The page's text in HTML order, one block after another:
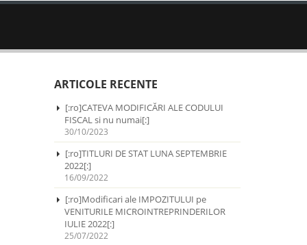
ARTICOLE RECENTE
[:ro]CATEVA MODIFICĂRI ALE CODULUI
FISCAL si nu numai[:]
30/10/2023
[:ro]TITLURI DE STAT LUNA SEPTEMBRIE
2022[:]
16/09/2022
[:ro]Modificari ale IMPOZITULUI pe
VENITURILE MICROINTREPRINDERILOR
IULIE 2022[:]
25/07/2022